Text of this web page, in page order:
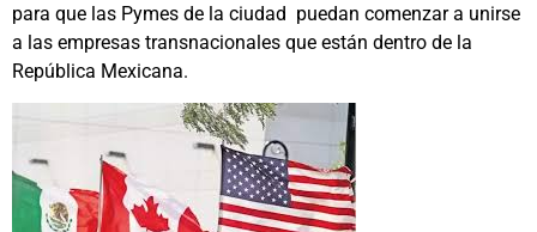
para que las Pymes de la ciudad puedan comenzar a unirse
a las empresas transnacionales que están dentro de la
República Mexicana.